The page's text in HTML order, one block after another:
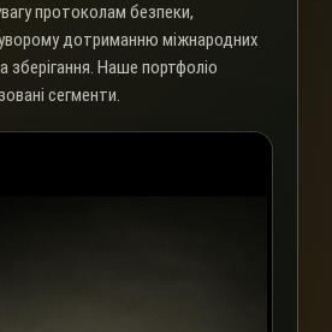
протоколам безпеки,
дотриманню міжнародних
зберігання. Наше портфоліо
сегменти.